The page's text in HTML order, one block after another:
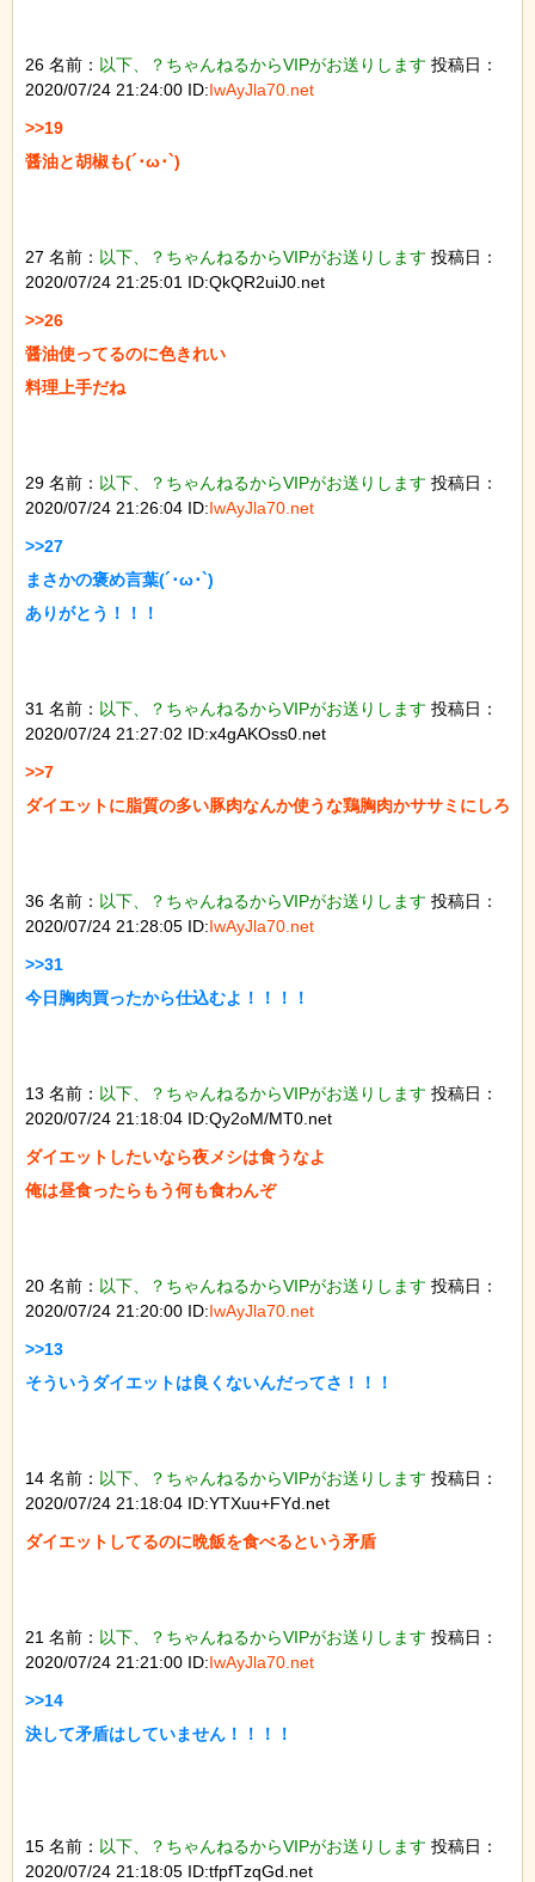
26 名前： 以下、？ちゃんねるからVIPがお送りします 投稿日：
2020/07/24 21:24:00 ID:IwAyJla70.net
>>19
醤油と胡椒も(´･ω･`)
27 名前： 以下、？ちゃんねるからVIPがお送りします 投稿日：
2020/07/24 21:25:01 ID:QkQR2uiJ0.net
>>26
醤油使ってるのに色きれい
料理上手だね
29 名前： 以下、？ちゃんねるからVIPがお送りします 投稿日：
2020/07/24 21:26:04 ID:IwAyJla70.net
>>27
まさかの褒め言葉(´･ω･`)
ありがとう！！！
31 名前： 以下、？ちゃんねるからVIPがお送りします 投稿日：
2020/07/24 21:27:02 ID:x4gAKOss0.net
>>7
ダイエットに脂質の多い豚肉なんか使うな鶏胸肉かササミにしろ
36 名前： 以下、？ちゃんねるからVIPがお送りします 投稿日：
2020/07/24 21:28:05 ID:IwAyJla70.net
>>31
今日胸肉買ったから仕込むよ！！！！
13 名前： 以下、？ちゃんねるからVIPがお送りします 投稿日：
2020/07/24 21:18:04 ID:Qy2oM/MT0.net
ダイエットしたいなら夜メシは食うなよ
俺は昼食ったらもう何も食わんぞ
20 名前： 以下、？ちゃんねるからVIPがお送りします 投稿日：
2020/07/24 21:20:00 ID:IwAyJla70.net
>>13
そういうダイエットは良くないんだってさ！！！
14 名前： 以下、？ちゃんねるからVIPがお送りします 投稿日：
2020/07/24 21:18:04 ID:YTXuu+FYd.net
ダイエットしてるのに晩飯を食べるという矛盾
21 名前： 以下、？ちゃんねるからVIPがお送りします 投稿日：
2020/07/24 21:21:00 ID:IwAyJla70.net
>>14
決して矛盾はしていません！！！！
15 名前： 以下、？ちゃんねるからVIPがお送りします 投稿日：
2020/07/24 21:18:05 ID:tfpfTzqGd.net